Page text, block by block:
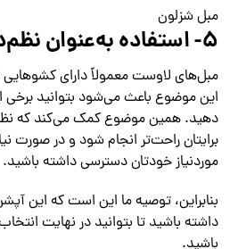
مبل شزلون
۵- استفاده به‌عنوان نظم‌دهنده:
مبل‌های لاوست معمولاً دارای
این موضوع باعث می‌شود بتوانید برخی از
دهید. همین موضوع کمک می‌کند که نظم‌
برایتان راحت‌تر انجام شود و در صورت
موردنیاز خودتان دسترسی داشته باشید.
بنابراین، توصیه ما این است که این
داشته باشید تا بتوانید در نهایت
باشید.